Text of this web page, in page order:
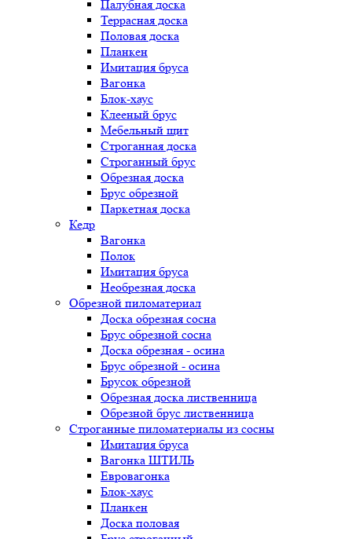
Палубная доска
Террасная доска
Половая доска
Планкен
Имитация бруса
Вагонка
Блок-хаус
Клееный брус
Мебельный щит
Строганная доска
Строганный брус
Обрезная доска
Брус обрезной
Паркетная доска
Кедр
Вагонка
Полок
Имитация бруса
Необрезная доска
Обрезной пиломатериал
Доска обрезная сосна
Брус обрезной сосна
Доска обрезная - осина
Брус обрезной - осина
Брусок обрезной
Обрезная доска лиственница
Обрезной брус лиственница
Строганные пиломатериалы из сосны
Имитация бруса
Вагонка ШТИЛЬ
Евровагонка
Блок-хаус
Планкен
Доска половая